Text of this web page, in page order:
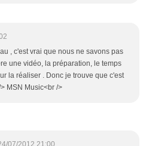
, c'est vrai que nous ne savons pas
une vidéo, la préparation, le temps
la réaliser . Donc je trouve que c'est
MSN Music<br />
07/2012 21:00